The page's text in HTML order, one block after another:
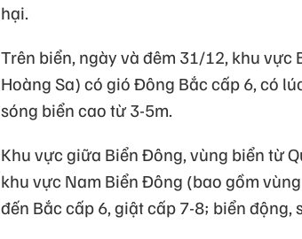
hại.
Trên biển, ngày và đêm 31/12, khu
Hoàng Sa) có gió Đông Bắc cấp 6, có
sóng biển cao từ 3-5m.
Khu vực giữa Biển Đông, vùng biển từ
khu vực Nam Biển Đông (bao gồm
đến Bắc cấp 6, giật cấp 7-8; biển động,